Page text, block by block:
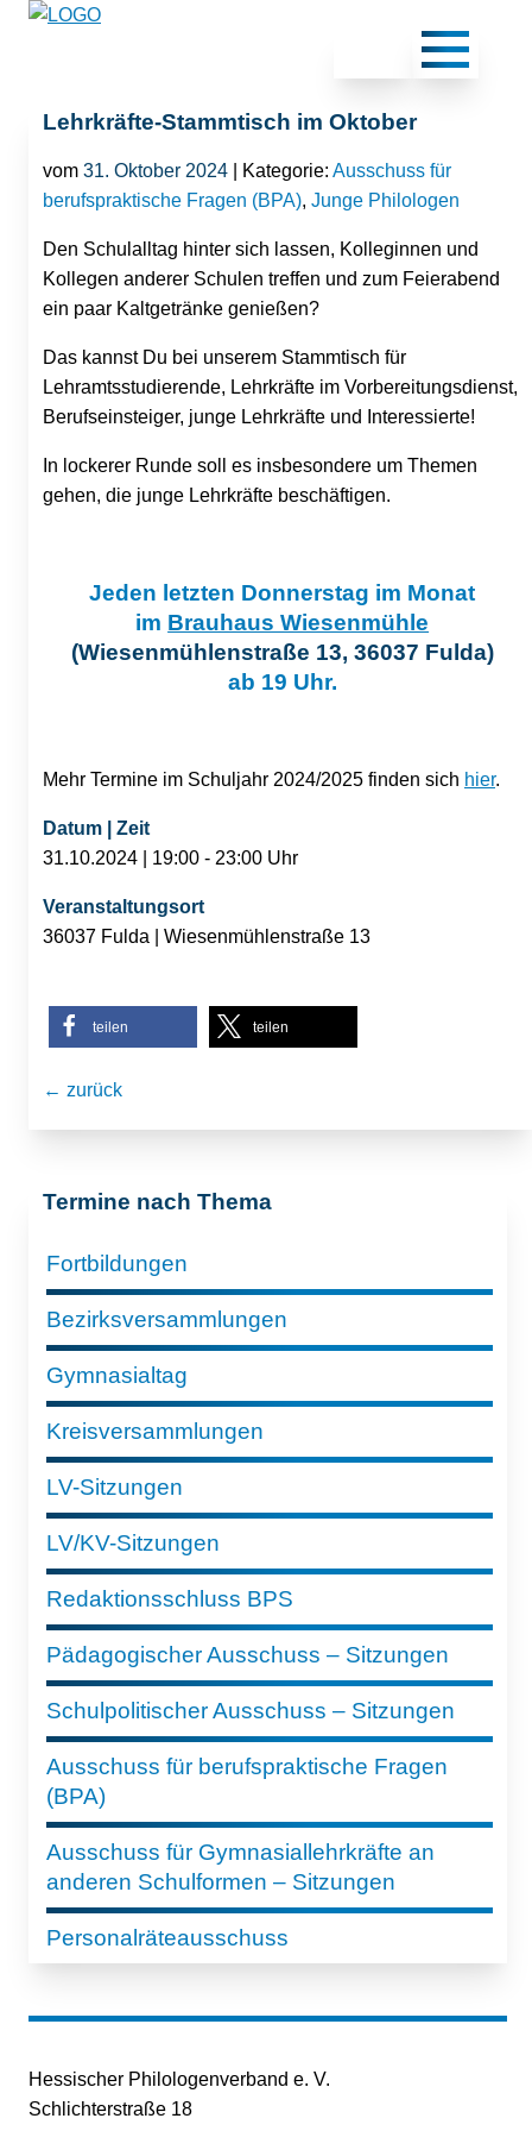
Lehrkräfte-Stammtisch im Oktober
vom 31. Oktober 2024 | Kategorie: Ausschuss für
berufspraktische Fragen (BPA), Junge Philologen
Den Schulalltag hinter sich lassen, Kolleginnen und
Kollegen anderer Schulen treffen und zum Feierabend
ein paar Kaltgetränke genießen?
Das kannst Du bei unserem Stammtisch für
Lehramtsstudierende, Lehrkräfte im Vorbereitungsdienst,
Berufseinsteiger, junge Lehrkräfte und Interessierte!
In lockerer Runde soll es insbesondere um Themen
gehen, die junge Lehrkräfte beschäftigen.
Jeden letzten Donnerstag im Monat
im Brauhaus Wiesenmühle
(Wiesenmühlenstraße 13, 36037 Fulda)
ab 19 Uhr.
Mehr Termine im Schuljahr 2024/2025 finden sich hier.
Datum | Zeit
31.10.2024 | 19:00 - 23:00 Uhr
Veranstaltungsort
36037 Fulda | Wiesenmühlenstraße 13
teilen teilen
← zurück
Termine nach Thema
Fortbildungen
Bezirksversammlungen
Gymnasialtag
Kreisversammlungen
LV-Sitzungen
LV/KV-Sitzungen
Redaktionsschluss BPS
Pädagogischer Ausschuss – Sitzungen
Schulpolitischer Ausschuss – Sitzungen
Ausschuss für berufspraktische Fragen
(BPA)
Ausschuss für Gymnasiallehrkräfte an
anderen Schulformen – Sitzungen
Personalräteausschuss
Hessischer Philologenverband e. V.
Schlichterstraße 18